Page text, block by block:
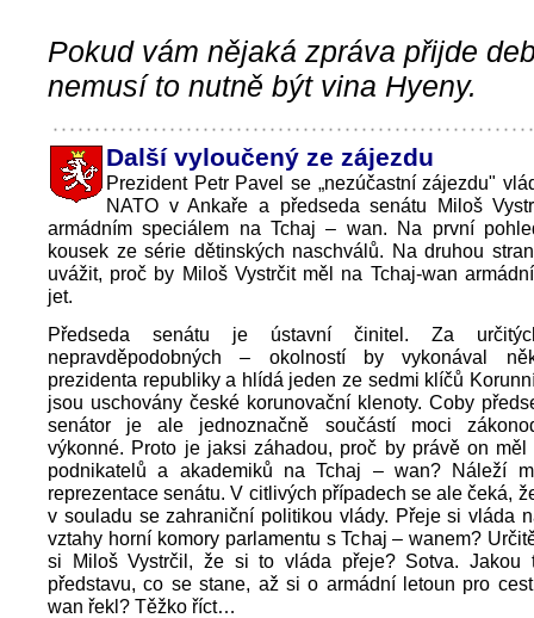
Pokud vám nějaká zpráva přijde
nemusí to nutně být vina Hyeny.
Další vyloučený ze zájezdu
Prezident Petr Pavel se „nezúčastní zájezdu"
NATO v Ankaře a předseda senátu Miloš
armádním speciálem na Tchaj – wan. Na první
kousek ze série dětinských naschválů. Na druhou
uvážit, proč by Miloš Vystrčit měl na Tchaj-wan
jet.
Předseda senátu je ústavní činitel. Za
nepravděpodobných – okolností by vykonával
prezidenta republiky a hlídá jeden ze sedmi klíčů
jsou uschovány české korunovační klenoty. Coby
senátor je ale jednoznačně součástí moci
výkonné. Proto je jaksi záhadou, proč by právě on měl
podnikatelů a akademiků na Tchaj – wan? Náleží
reprezentace senátu. V citlivých případech se ale čeká,
v souladu se zahraniční politikou vlády. Přeje si vláda
vztahy horní komory parlamentu s Tchaj – wanem?
si Miloš Vystrčil, že si to vláda přeje? Sotva. Jakou
představu, co se stane, až si o armádní letoun pro
wan řekl? Těžko říct…